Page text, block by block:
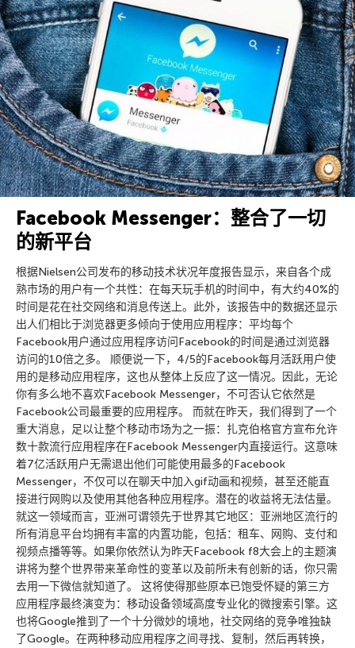
Facebook Messenger：整合了一切
的新平台
根据Nielsen公司发布的移动技术状况年度报告显示，来自各个成
熟市场的用户有一个共性：在每天玩手机的时间中，有大约40%的
时间是花在社交网络和消息传送上。此外，该报告中的数据还显示
出人们相比于浏览器更多倾向于使用应用程序：平均每个
Facebook用户通过应用程序访问Facebook的时间是通过浏览器
访问的10倍之多。 顺便说一下，4/5的Facebook每月活跃用户使
用的是移动应用程序，这也从整体上反应了这一情况。因此，无论
你有多么地不喜欢Facebook Messenger，不可否认它依然是
Facebook公司最重要的应用程序。 而就在昨天，我们得到了一个
重大消息，足以让整个移动市场为之一振：扎克伯格官方宣布允许
数十款流行应用程序在Facebook Messenger内直接运行。这意味
着7亿活跃用户无需退出他们可能使用最多的Facebook
Messenger，不仅可以在聊天中加入gif动画和视频，甚至还能直
接进行网购以及使用其他各种应用程序。潜在的收益将无法估量。
就这一领域而言，亚洲可谓领先于世界其它地区：亚洲地区流行的
所有消息平台均拥有丰富的内置功能，包括：租车、网购、支付和
视频点播等等。如果你依然认为昨天Facebook f8大会上的主题演
讲将为整个世界带来革命性的变革以及前所未有创新的话，你只需
去用一下微信就知道了。 这将使得那些原本已饱受怀疑的第三方
应用程序最终演变为：移动设备领域高度专业化的微搜索引擎。这
也将Google推到了一个十分微妙的境地，社交网络的竞争唯独缺
了Google。在两种移动应用程序之间寻找、复制，然后再转换，